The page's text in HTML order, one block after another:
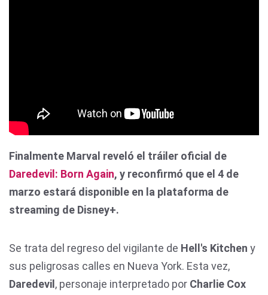
Finalmente Marval reveló el tráiler oficial de
Daredevil: Born Again, y reconfirmó que el 4 de
marzo estará disponible en la plataforma de
streaming de Disney+.
Se trata del regreso del vigilante de Hell's Kitchen y
sus peligrosas calles en Nueva York. Esta vez,
Daredevil , personaje interpretado por Charlie Cox